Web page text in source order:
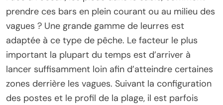
prendre ces bars en plein courant ou au milieu des
vagues ? Une grande gamme de leurres est
adaptée à ce type de pêche. Le facteur le plus
important la plupart du temps est d’arriver à
lancer suffisamment loin afin d’atteindre certaines
zones derrière les vagues. Suivant la configuration
des postes et le profil de la plage, il est parfois